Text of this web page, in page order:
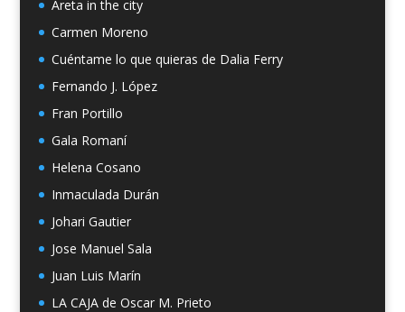
Areta in the city
Carmen Moreno
Cuéntame lo que quieras de Dalia Ferry
Fernando J. López
Fran Portillo
Gala Romaní
Helena Cosano
Inmaculada Durán
Johari Gautier
Jose Manuel Sala
Juan Luis Marín
LA CAJA de Oscar M. Prieto